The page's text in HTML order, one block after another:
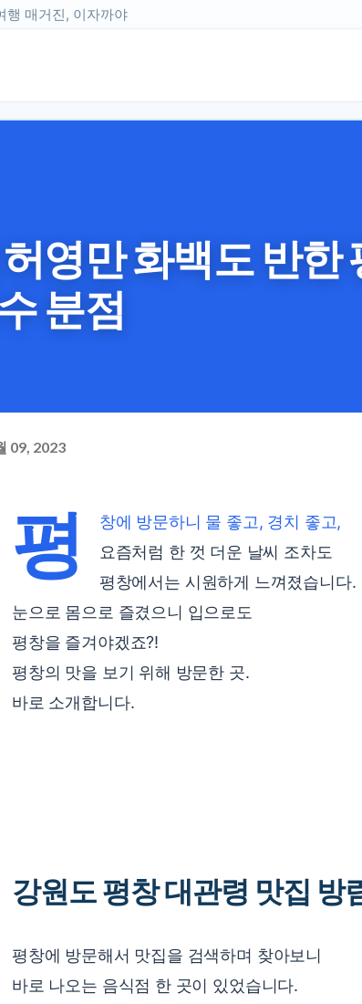
행 매거진, 이자까야
영만 화백도 반한
분점
09, 2023
평
창에 방문하니 물 좋고, 경치 좋고,
요즘처럼 한 껏 더운 날씨 조차도
평창에서는 시원하게 느껴졌습니다.
눈으로 몸으로 즐겼으니 입으로도
평창을 즐겨야겠죠?!
평창의 맛을 보기 위해 방문한 곳.
바로 소개합니다.
강원도 평창 대관령 맛집 방
평창에 방문해서 맛집을 검색하며 찾아보니
바로 나오는 음식점 한 곳이 있었습니다.